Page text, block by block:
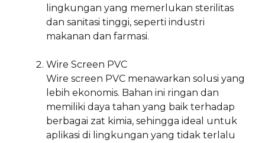
lingkungan yang memerlukan sterilitas
dan sanitasi tinggi, seperti industri
makanan dan farmasi.
Wire Screen PVC
Wire screen PVC menawarkan solusi yang
lebih ekonomis. Bahan ini ringan dan
memiliki daya tahan yang baik terhadap
berbagai zat kimia, sehingga ideal untuk
aplikasi di lingkungan yang tidak terlalu